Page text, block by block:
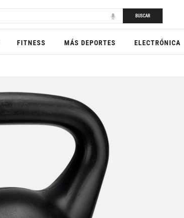
BUSCAR
FITNESS MÁS DEPORTES ELECTRÓNICA